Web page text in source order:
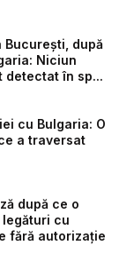
București, după
Niciun
detectat în sp...
cu Bulgaria: O
a traversat
după ce o
cu
fără autorizație